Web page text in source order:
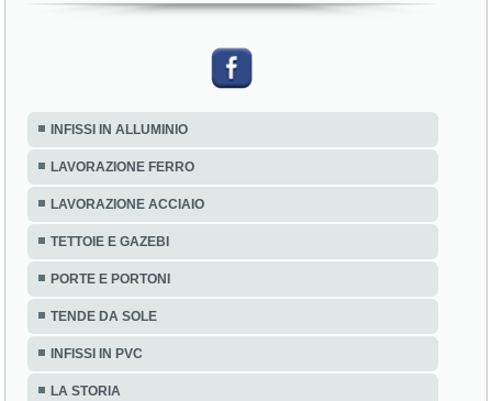
INFISSI IN ALLUMINIO
LAVORAZIONE FERRO
LAVORAZIONE ACCIAIO
TETTOIE E GAZEBI
PORTE E PORTONI
TENDE DA SOLE
INFISSI IN PVC
LA STORIA